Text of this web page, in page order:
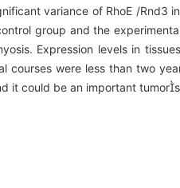
variance of RhoE /Rnd3
group and the
Expression levels in
were less than two
it could be an important